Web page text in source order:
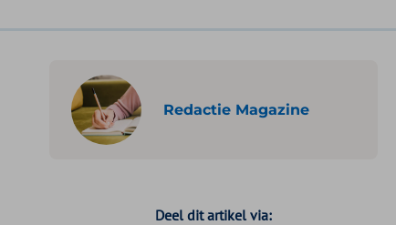
Redactie Magazine
Deel dit artikel via: